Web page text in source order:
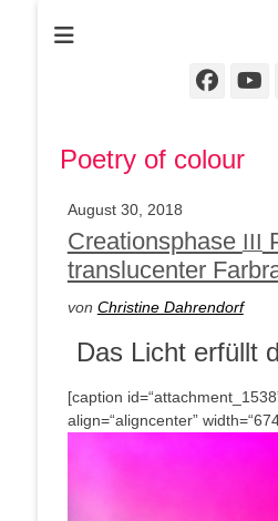
Poet­ry of colour
August 30, 2018
Creationsphase III
translucenter
von Chris­ti­ne Dahrendorf
Das Licht erfüllt
[cap­ti­on
align=“aligncenter”